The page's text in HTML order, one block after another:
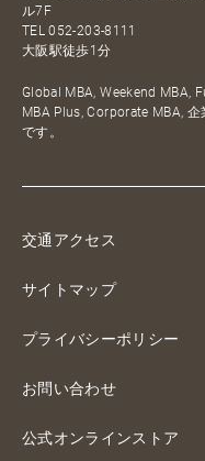
ル7F
TEL052-203-8111
大阪駅徒歩1分
Global MBA, Weekend MBA,
MBA Plus, Corporate MBA,
です。
交通アクセス
サイトマップ
プライバシーポリシー
お問い合わせ
公式オンラインストア